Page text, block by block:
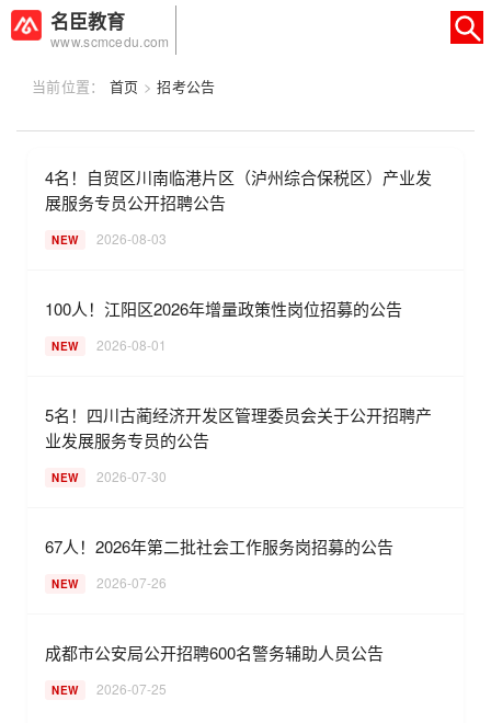
名臣教育
www.scmcedu.com
当前位置： 首页 >招考公告
4名！自贸区川南临港片区（泸州综合保税区）产业发
展服务专员公开招聘公告
NEW 2026-08-03
100人！江阳区2026年增量政策性岗位招募的公告
NEW 2026-08-01
5名！四川古蔺经济开发区管理委员会关于公开招聘产
业发展服务专员的公告
NEW 2026-07-30
67人！2026年第二批社会工作服务岗招募的公告
NEW 2026-07-26
成都市公安局公开招聘600名警务辅助人员公告
NEW 2026-07-25
AI智能助手 转人工 ×
AI智能助手
您服务
常见问题
1.seo如何优化